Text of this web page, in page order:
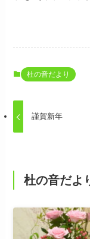
杜の音だより
謹賀新年
杜の音だよ